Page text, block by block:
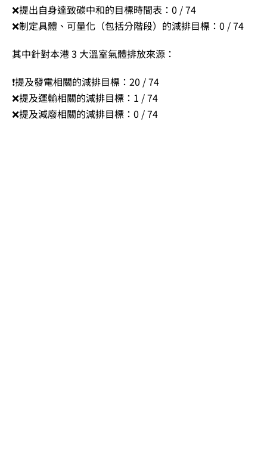
❌提出自身達致碳中和的目標時間表：0 / 74
❌制定具體、可量化（包括分階段）的減排目標：0 / 74
其中針對本港 3 大溫室氣體排放來源：
❗提及發電相關的減排目標：20 / 74
❌提及運輸相關的減排目標：1 / 74
❌提及減廢相關的減排目標：0 / 74